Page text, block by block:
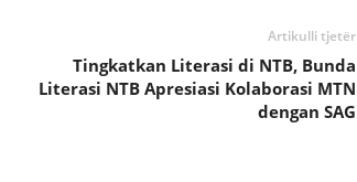
Artikulli tjetër
Tingkatkan Literasi di NTB, Bunda
Literasi NTB Apresiasi Kolaborasi MTN
dengan SAG